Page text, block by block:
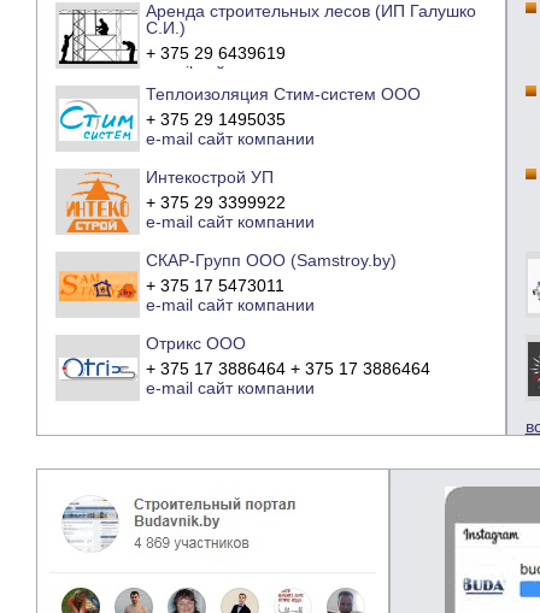
Аренда строительных лесов (ИП Галушко
С.И.)
+ 375 29 6439619
e-mail
сайт компании
Теплоизоляция Стим-систем ООО
+ 375 29 1495035
e-mail сайт компании
Интекострой УП
+ 375 29 3399922
e-mail сайт компании
СКАР-Групп ООО (Samstroy.by)
+ 375 17 5473011
e-mail сайт компании
Отрикс ООО
+ 375 17 3886464 + 375 17 3886464
e-mail сайт компании